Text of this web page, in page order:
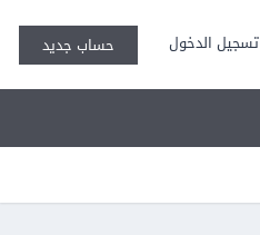
تسجيل الدخول حساب جديد